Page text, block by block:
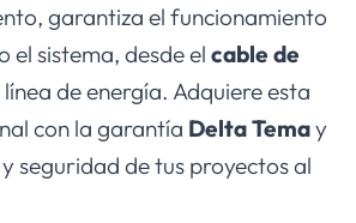
garantiza el funcionamiento
el sistema, desde el cable de
de energía. Adquiere esta
con la garantía Delta Temay
seguridad de tus proyectos al